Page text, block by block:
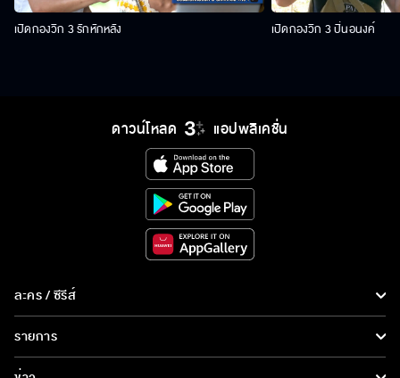
เปิดกองวิก 3 รักหักหลัง เปิดกองวิก 3 ปิ่นอนงค์
ดาวน์โหลด แอปพลิเคชั่น
ละคร / ซีรีส์
ละคร/ซีรีส์
ซีรีส์นานาชาติ
รายการ
รายการทั้งหมด